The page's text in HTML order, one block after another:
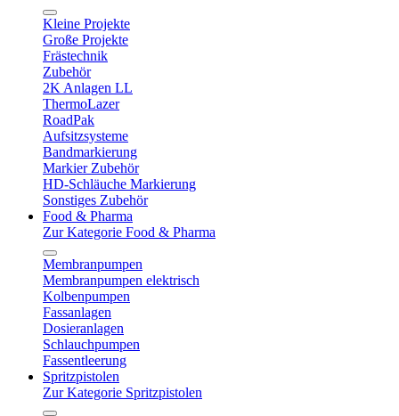
Kleine Projekte
Große Projekte
Frästechnik
Zubehör
2K Anlagen LL
ThermoLazer
RoadPak
Aufsitzsysteme
Bandmarkierung
Markier Zubehör
HD-Schläuche Markierung
Sonstiges Zubehör
Food & Pharma
Zur Kategorie Food & Pharma
Membranpumpen
Membranpumpen elektrisch
Kolbenpumpen
Fassanlagen
Dosieranlagen
Schlauchpumpen
Fassentleerung
Spritzpistolen
Zur Kategorie Spritzpistolen